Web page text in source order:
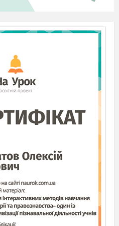
світло, як люди
випадку порушення
до яких
наслідків
особиста та спільна
що відбувається навколо
4 хв.
йдучи до школи, 5-
дідуся, який запитав
Сільпо. Валентин
дідуся, оскільки це
і хлопчик
що в житті йому дуже
кожного дня ходити
на уроках,
режиму
Валентину, що він
хлопчик, і він
подарунок:скасувати з